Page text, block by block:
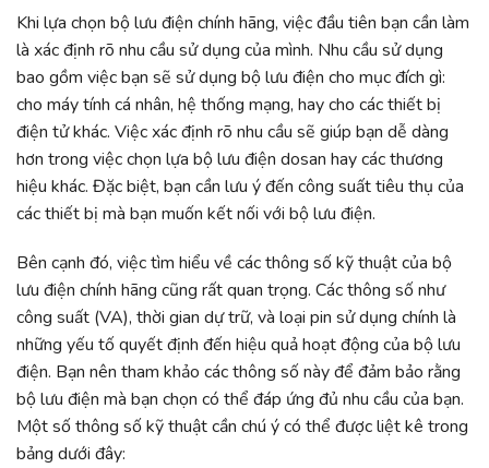
Khi lựa chọn bộ lưu điện chính hãng, việc đầu tiên bạn cần làm
là xác định rõ nhu cầu sử dụng của mình. Nhu cầu sử dụng
bao gồm việc bạn sẽ sử dụng bộ lưu điện cho mục đích gì:
cho máy tính cá nhân, hệ thống mạng, hay cho các thiết bị
điện tử khác. Việc xác định rõ nhu cầu sẽ giúp bạn dễ dàng
hơn trong việc chọn lựa bộ lưu điện dosan hay các thương
hiệu khác. Đặc biệt, bạn cần lưu ý đến công suất tiêu thụ của
các thiết bị mà bạn muốn kết nối với bộ lưu điện.
Bên cạnh đó, việc tìm hiểu về các thông số kỹ thuật của bộ
lưu điện chính hãng cũng rất quan trọng. Các thông số như
công suất (VA), thời gian dự trữ, và loại pin sử dụng chính là
những yếu tố quyết định đến hiệu quả hoạt động của bộ lưu
điện. Bạn nên tham khảo các thông số này để đảm bảo rằng
bộ lưu điện mà bạn chọn có thể đáp ứng đủ nhu cầu của bạn.
Một số thông số kỹ thuật cần chú ý có thể được liệt kê trong
bảng dưới đây: